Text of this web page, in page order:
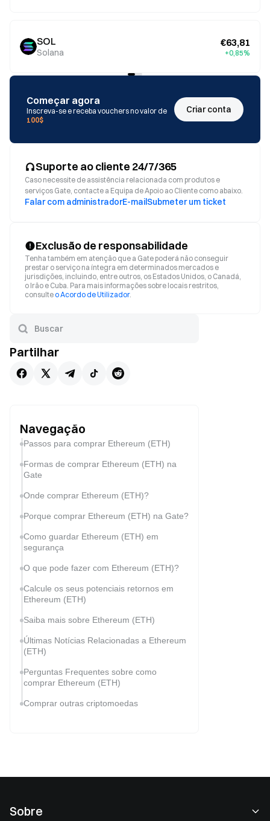
SOL
Solana
€63,81
+0,85%
Começar agora
Inscreva-se e receba vouchers no valor de
100$
Criar conta
Suporte ao cliente 24/7/365
Caso necessite de assistência relacionada com produtos e
serviços Gate, contacte a Equipa de Apoio ao Cliente como abaixo.
Falar com administradorE-mailSubmeter um ticket
Exclusão de responsabilidade
Tenha também em atenção que a Gate poderá não conseguir
prestar o serviço na íntegra em determinados mercados e
jurisdições, incluindo, entre outros, os Estados Unidos, o Canadá,
o Irão e Cuba. Para mais informações sobre locais restritos,
consulte o Acordo de Utilizador.
Partilhar
Navegação
Passos para comprar Ethereum (ETH)
Formas de comprar Ethereum (ETH) na
Gate
Onde comprar Ethereum (ETH)?
Porque comprar Ethereum (ETH) na Gate?
Como guardar Ethereum (ETH) em
segurança
O que pode fazer com Ethereum (ETH)?
Calcule os seus potenciais retornos em
Ethereum (ETH)
Saiba mais sobre Ethereum (ETH)
Últimas Notícias Relacionadas a Ethereum
(ETH)
Perguntas Frequentes sobre como
comprar Ethereum (ETH)
Comprar outras criptomoedas
Sobre